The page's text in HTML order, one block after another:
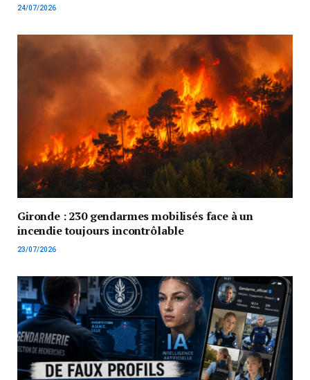
24/07/2026
Gironde : 230 gendarmes mobilisés face à un
incendie toujours incontrôlable
23/07/2026